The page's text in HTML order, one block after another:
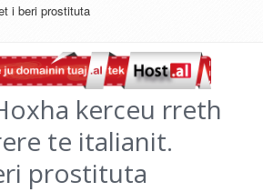
i beri prostituta
kerceu rreth
te italianit.
prostituta